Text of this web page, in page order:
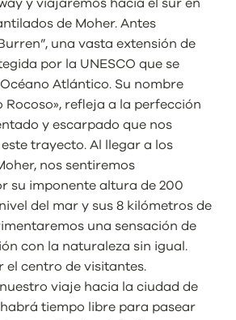
y viajaremos hacia el sur en
de Moher. Antes
una vasta extensión de
por la UNESCO que se
Atlántico. Su nombre
Rocoso», refleja a la perfección
y escarpado que nos
trayecto. Al llegar a los
nos sentiremos
su imponente altura de 200
del mar y sus 8 kilómetros de
una sensación de
con la naturaleza sin igual.
el centro de visitantes.
viaje hacia la ciudad de
tiempo libre para pasear